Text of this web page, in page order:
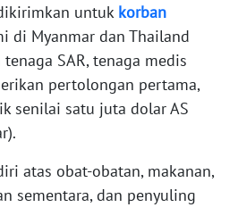
untuk korban
di Myanmar dan Thailand
SAR, tenaga medis
pertolongan pertama,
senilai satu juta dolar AS
atas obat-obatan, makanan,
sementara, dan penyuling